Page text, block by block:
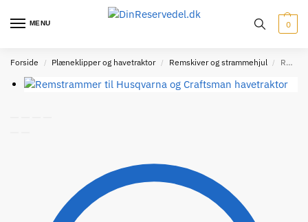
MENU 0
Forside / Plæneklipper og havetraktor / Remskiver og strammehjul / Remstrammer til Husqvarna, Craftsman – 194327, 532 19 43-27